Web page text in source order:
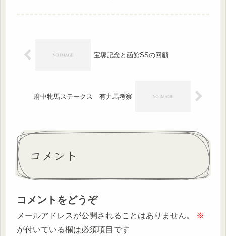
宝塚記念と函館SSの回顧
府中牝馬ステークス 有力馬考察
コメント
コメントをどうぞ
メールアドレスが公開されることはありません。
※
が付いている欄は必須項目です